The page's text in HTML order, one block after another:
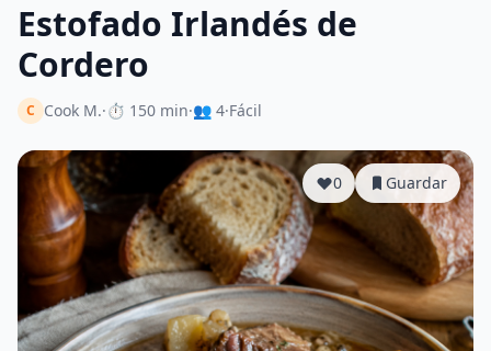
Estofado Irlandés de
Cordero
C Cook M.·⏱ 150 min·👥 4·Fácil
0 Guardar